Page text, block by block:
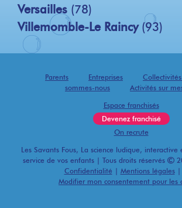
Versailles (78)
Villemomble-Le Raincy (93)
Parents Entreprises
sommes-nous
Activités sur
Espace franchisés
Devenez franchisé
On recrute
Les Savants Fous, La science ludique, interactive
service de vos enfants | Tous droits réservés
Confidentialité | Mentions légales|
Modifier mon consentement pour les